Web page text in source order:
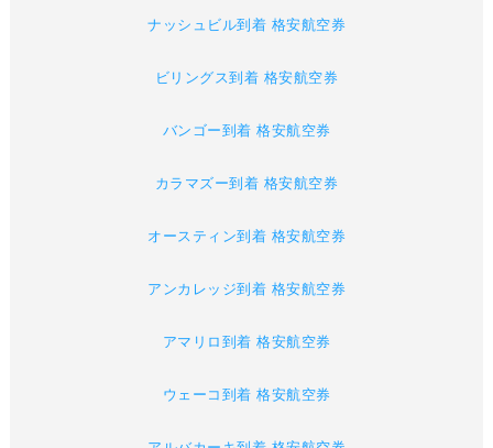
ナッシュビル到着 格安航空券
ビリングス到着 格安航空券
バンゴー到着 格安航空券
カラマズー到着 格安航空券
オースティン到着 格安航空券
アンカレッジ到着 格安航空券
アマリロ到着 格安航空券
ウェーコ到着 格安航空券